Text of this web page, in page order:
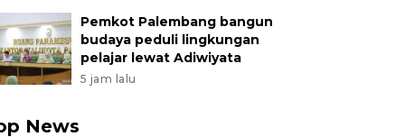
Pemkot Palembang bangun
budaya peduli lingkungan
pelajar lewat Adiwiyata
5 jam lalu
News